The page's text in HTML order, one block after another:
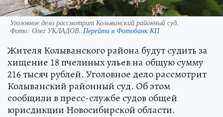
Уголовное дело рассмотрит Колыванский районный суд.
Фото: Олег УКЛАДОВ. Перейти в Фотобанк КП
Жителя Колыванского района будут судить за
хищение 18 пчелиных ульев на общую сумму
216 тысяч рублей. Уголовное дело рассмотрит
Колыванский районный суд. Об этом
сообщили в пресс-службе судов общей
юрисдикции Новосибирской области.